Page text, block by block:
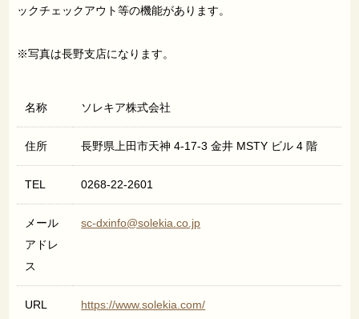
ックチェックアウト等の機能があります。
※写真は長野支店になります。
名称 ソレキア株式会社
住所 長野県上田市天神 4-17-3 金井 MSTY ビル 4 階
TEL 0268-22-2601
メール
アドレ
ス
sc-dxinfo@solekia.co.jp
URL https://www.solekia.com/